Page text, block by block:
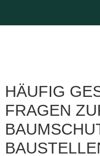
HÄUFIG
FRAGEN